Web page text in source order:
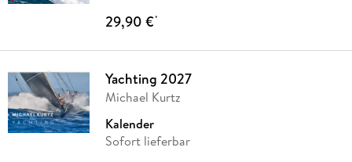
29,90 €*
Yachting 2027
Michael Kurtz
Kalender
Sofort lieferbar